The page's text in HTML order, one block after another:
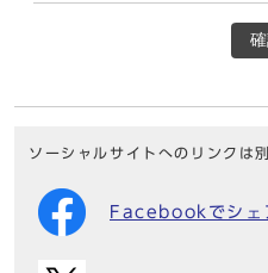
ソーシャルサイトへのリンクは
Facebookでシェ